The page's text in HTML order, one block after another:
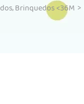
,Brinquedos <36M >